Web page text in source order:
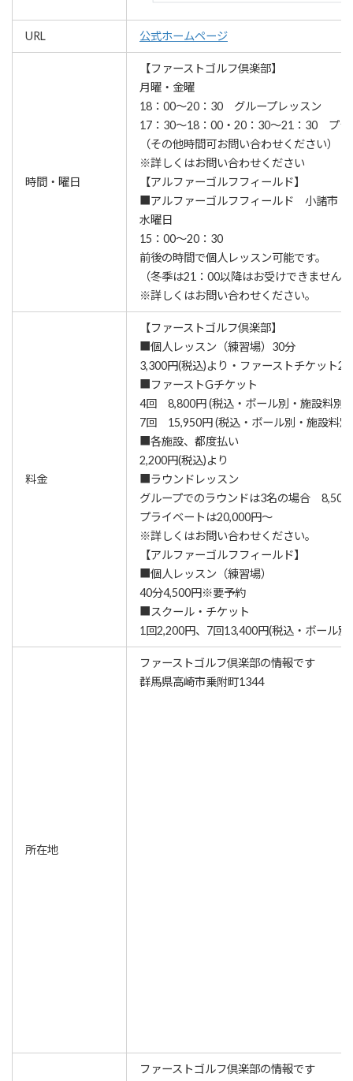
URL 公式ホームページ
時間・曜日
【ファーストゴルフ倶楽部】
月曜・金曜
18：00～20：30 グループレッスン
17：30～18：00・20：30～21：30 プラ
（その他時間可お問い合わせください）
※詳しくはお問い合わせください
【アルファーゴルフフィールド】
■アルファーゴルフフィールド 小諸市
水曜日
15：00～20：30
前後の時間で個人レッスン可能です。
（冬季は21：00以降はお受けできません）
※詳しくはお問い合わせください。
料金
【ファーストゴルフ倶楽部】
■個人レッスン（練習場）30分
3,300円(税込)より・ファーストチケット2
■ファーストGチケット
4回 8,800円 (税込・ボール別・施設料別)
7回 15,950円 (税込・ボール別・施設料別)
■各施設、都度払い
2,200円(税込)より
■ラウンドレッスン
グループでのラウンドは3名の場合 8,500
プライベートは20,000円～
※詳しくはお問い合わせください。
【アルファーゴルフフィールド】
■個人レッスン（練習場）
40分4,500円※要予約
■スクール・チケット
1回2,200円、7回13,400円(税込・ボール別
所在地
ファーストゴルフ倶楽部の情報です
群馬県高崎市乗附町1344
ファーストゴルフ倶楽部の情報です